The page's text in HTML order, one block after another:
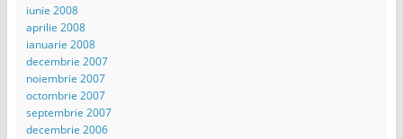
iunie 2008
aprilie 2008
ianuarie 2008
decembrie 2007
noiembrie 2007
octombrie 2007
septembrie 2007
decembrie 2006